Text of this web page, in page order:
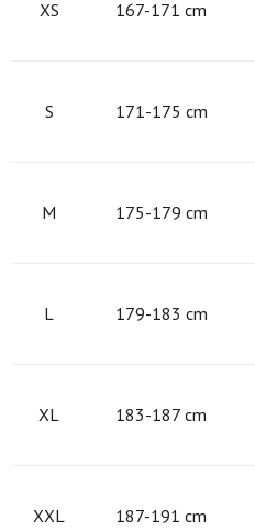
XS 167-171 cm
S 171-175 cm
M 175-179 cm
L 179-183 cm
XL 183-187 cm
XXL 187-191 cm